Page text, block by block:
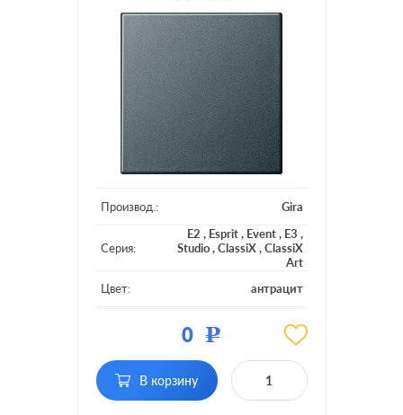
Производ.: Gira
Серия:
E2 , Esprit, Event, E3 ,
Studio,ClassiX,ClassiX
Art
Цвет:
антрацит
пластмасса
клавиш:
одноклавишный
Подсветка: без подсветки
0 Р
В корзину